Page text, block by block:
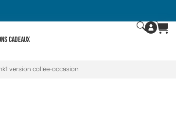
Cadeaux
version collée-occasion